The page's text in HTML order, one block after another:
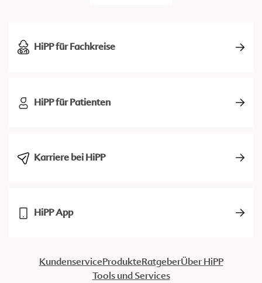
HiPP für Fachkreise
HiPP für Patienten
Karriere bei HiPP
HiPP App
KundenserviceProdukteRatgeberÜber HiPP
Tools und Services